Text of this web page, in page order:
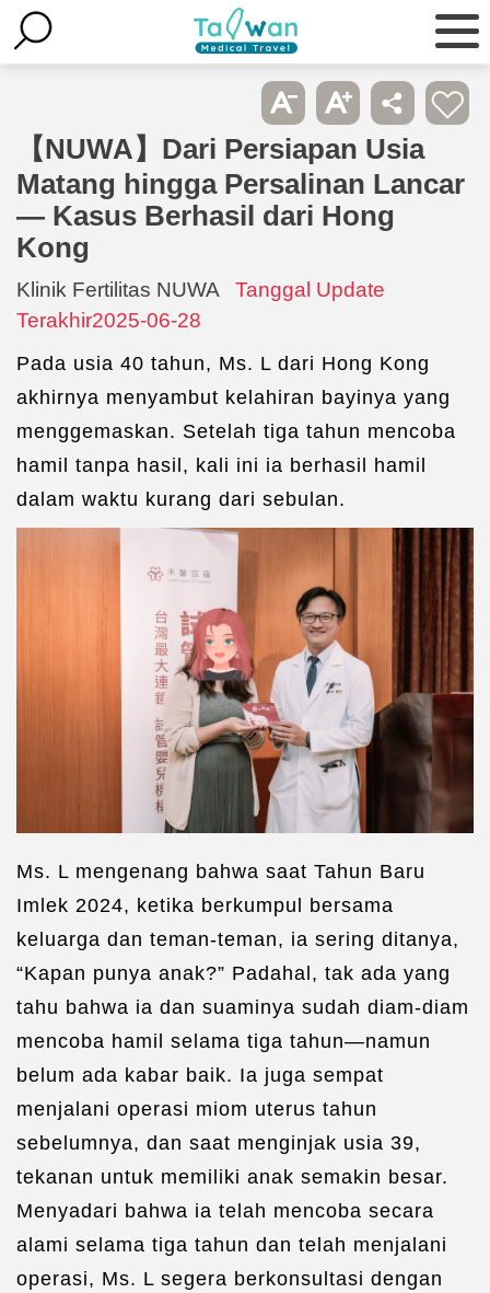
【NUWA】Dari Persiapan Usia
Matang hingga Persalinan Lancar
— Kasus Berhasil dari Hong
Kong
Klinik Fertilitas NUWA Tanggal Update
Terakhir2025-06-28
Pada usia 40 tahun, Ms. L dari Hong Kong
akhirnya menyambut kelahiran bayinya yang
menggemaskan. Setelah tiga tahun mencoba
hamil tanpa hasil, kali ini ia berhasil hamil
dalam waktu kurang dari sebulan.
Ms. L mengenang bahwa saat Tahun Baru
Imlek 2024, ketika berkumpul bersama
keluarga dan teman-teman, ia sering ditanya,
“Kapan punya anak?” Padahal, tak ada yang
tahu bahwa ia dan suaminya sudah diam-diam
mencoba hamil selama tiga tahun—namun
belum ada kabar baik. Ia juga sempat
menjalani operasi miom uterus tahun
sebelumnya, dan saat menginjak usia 39,
tekanan untuk memiliki anak semakin besar.
Menyadari bahwa ia telah mencoba secara
alami selama tiga tahun dan telah menjalani
operasi, Ms. L segera berkonsultasi dengan